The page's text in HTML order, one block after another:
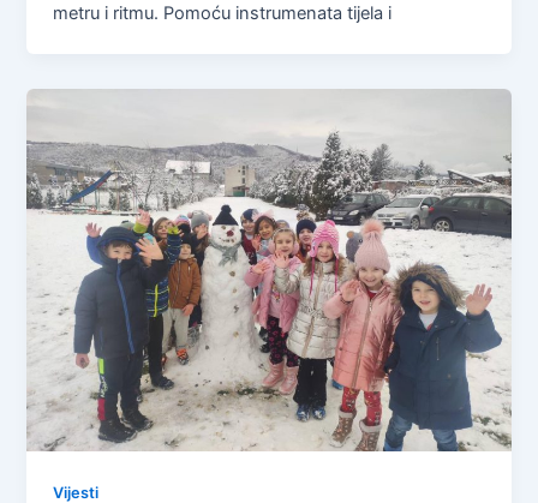
metru i ritmu. Pomoću instrumenata tijela i
Vijesti